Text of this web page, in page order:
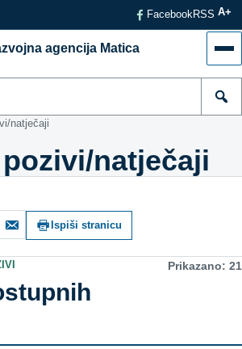
FacebookRSS A+
agencija Matica
natječaji
natječaji
Ispiši stranicu
Prikazano: 21